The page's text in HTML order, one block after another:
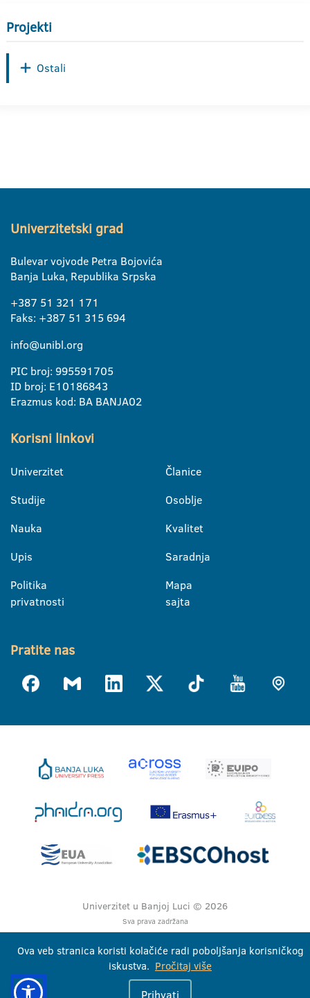
Projekti
Ostali
Univerzitetski grad
Bulevar vojvode Petra Bojovića
Banja Luka, Republika Srpska
+387 51 321 171
Faks: +387 51 315 694
info@unibl.org
PIC broj: 995591705
ID broj: E10186843
Erazmus kod: BA BANJA02
Korisni linkovi
Univerzitet
Studije
Nauka
Upis
Politika
privatnosti
Članice
Osoblje
Kvalitet
Saradnja
Mapa
sajta
Pratite nas
Univerzitet u Banjoj Luci © 2026
Sva prava zadržana
Ova veb stranica koristi kolačiće radi poboljšanja korisničkog
iskustva. Pročitaj više
Prihvati